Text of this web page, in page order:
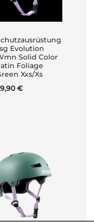
Evolution
Solid Color
Foliage
Xxs/Xs
€